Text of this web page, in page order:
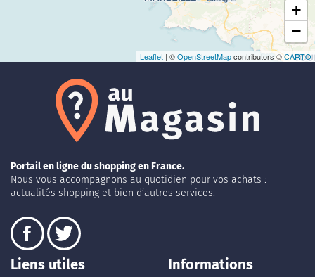
+
−
Leaflet | ©OpenStreetMapcontributors ©CARTO
Portail en ligne du shopping en France.
Nous vous accompagnons au quotidien pour vos achats :
actualités shopping et bien d’autres services.
Liens utiles Informations